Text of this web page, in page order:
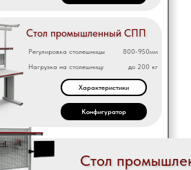
Стол
Стол промышленный СПП
Регулировка столешницы
800-950мм
Нагрузка на столешницу
до 200 кг
Характеристики
Конфигуратор